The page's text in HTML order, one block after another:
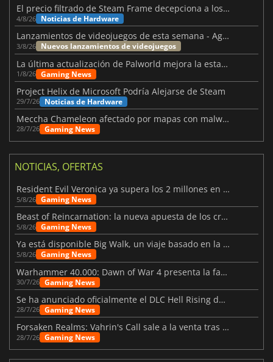
El precio filtrado de Steam Frame decepciona a los usuarios
4/8/26 Noticias de Hardware
Lanzamientos de videojuegos de esta semana - Agosto de 2026 (semana 32)
3/8/26 Nuevos lanzamientos de videojuegos
La última actualización de Palworld mejora la estabilidad
1/8/26 Gaming News
Project Helix de Microsoft Podría Alejarse de Steam
29/7/26 Noticias de Hardware
Meccha Chameleon afectado por mapas con malware y Discord
28/7/26 Gaming News
NOTICIAS, OFERTAS
Resident Evil Veronica ya supera los 2 millones en listas de deseados
5/8/26 Gaming News
Beast of Reincarnation: la nueva apuesta de los creadores de Pokémon
5/8/26 Gaming News
Ya está disponible Big Walk, un viaje basado en la amistad
5/8/26 Gaming News
Warhammer 40.000: Dawn of War 4 presenta la facción de los Necrones
30/7/26 Gaming News
Se ha anunciado oficialmente el DLC Hell Rising de Nioh 3
28/7/26 Gaming News
Forsaken Realms: Vahrin's Call sale a la venta tras una década
28/7/26 Gaming News